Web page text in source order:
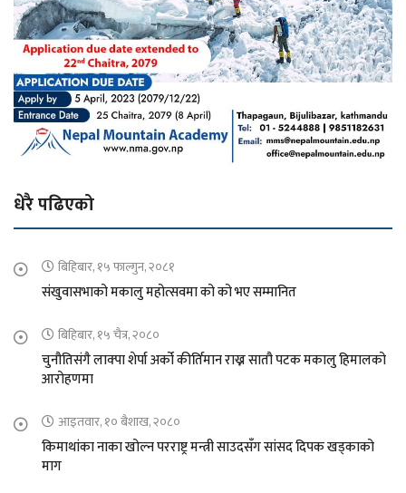
धेरै पढिएको
बिहिबार, १५ फाल्गुन, २०८१
संखुवासभाको मकालु महोत्सवमा को को भए सम्मानित
बिहिबार, १५ चैत्र, २०८०
चुनौतिसंगै लाक्पा शेर्पा अर्को कीर्तिमान राख्न सातौ पटक मकालु हिमालको
आरोहणमा
आइतवार, १० बैशाख, २०८०
किमाथांका नाका खोल्न परराष्ट्र मन्त्री साउदसँग सांसद दिपक खड्काको
माग